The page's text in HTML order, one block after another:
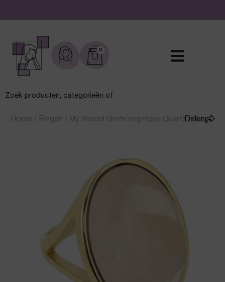
De leukste sieraden online en in de winkel
0
Home / Ringen / My Bendel Grote ring Rose Quartz | Goud
Delen